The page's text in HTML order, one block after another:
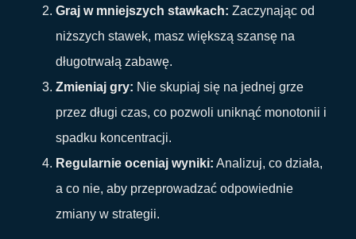
Graj w mniejszych stawkach: Zaczynając od
niższych stawek, masz większą szansę na
długotrwałą zabawę.
Zmieniaj gry: Nie skupiaj się na jednej grze
przez długi czas, co pozwoli uniknąć monotonii i
spadku koncentracji.
Regularnie oceniaj wyniki: Analizuj, co działa,
a co nie, aby przeprowadzać odpowiednie
zmiany w strategii.